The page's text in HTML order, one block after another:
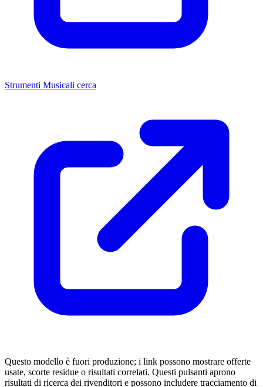
Strumenti Musicali cerca
Questo modello è fuori produzione; i link possono mostrare offerte
usate, scorte residue o risultati correlati. Questi pulsanti aprono
risultati di ricerca dei rivenditori e possono includere tracciamento di